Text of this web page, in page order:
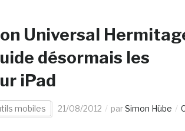
Universal
désormais les
iPad
mobiles 21/08/2012 parSimon Hübe